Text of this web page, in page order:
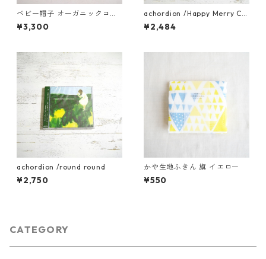
ベビー帽子 オーガニックコッ
トン（ナチュラル）
¥3,300
achordion /Happy Merry Ch
ristmas!
¥2,484
achordion /round round
¥2,750
かや生地ふきん 旗 イエロー
¥550
CATEGORY